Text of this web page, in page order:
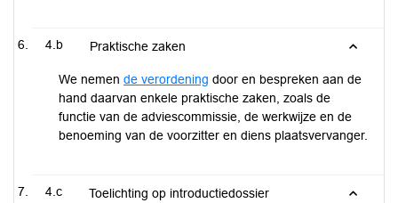
4.b Praktische zaken
We nemen de verordening door en bespreken aan de
hand daarvan enkele praktische zaken, zoals de
functie van de adviescommissie, de werkwijze en de
benoeming van de voorzitter en diens plaatsvervanger.
4.c Toelichting op introductiedossier